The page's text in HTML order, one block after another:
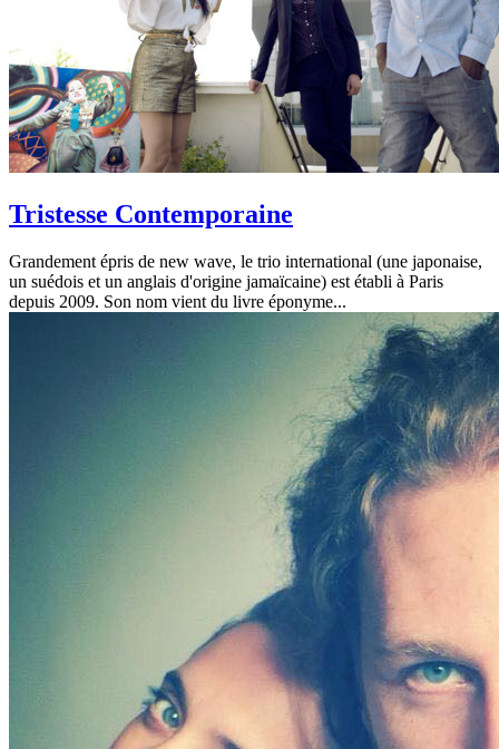
Tristesse Contemporaine
Grandement épris de new wave, le trio international (une japonaise,
un suédois et un anglais d'origine jamaïcaine) est établi à Paris
depuis 2009. Son nom vient du livre éponyme...